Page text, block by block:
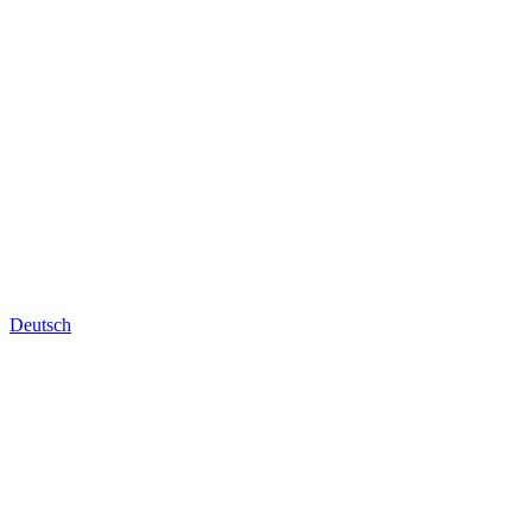
Deutsch